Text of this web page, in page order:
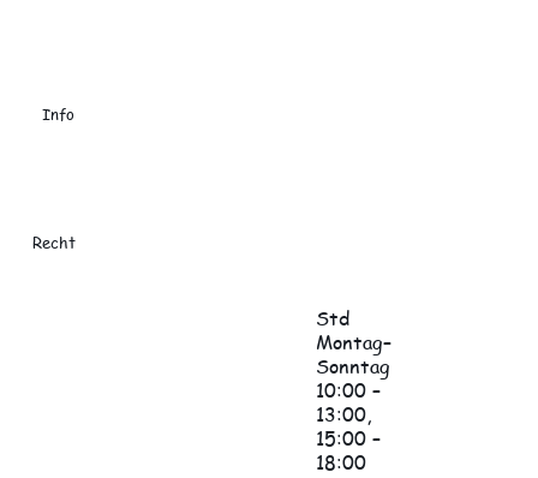
Info
Recht
Std
Montag–
Sonntag
10:00 –
13:00,
15:00 –
18:00